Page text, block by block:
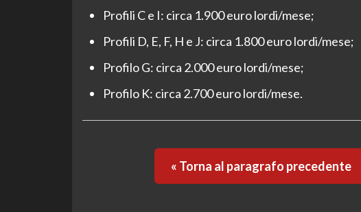
Profili C e I: circa 1.900 euro lordi/mese;
Profili D, E, F, H e J: circa 1.800 euro lordi/mese;
Profilo G: circa 2.000 euro lordi/mese;
Profilo K: circa 2.700 euro lordi/mese.
« Torna al paragrafo precedente